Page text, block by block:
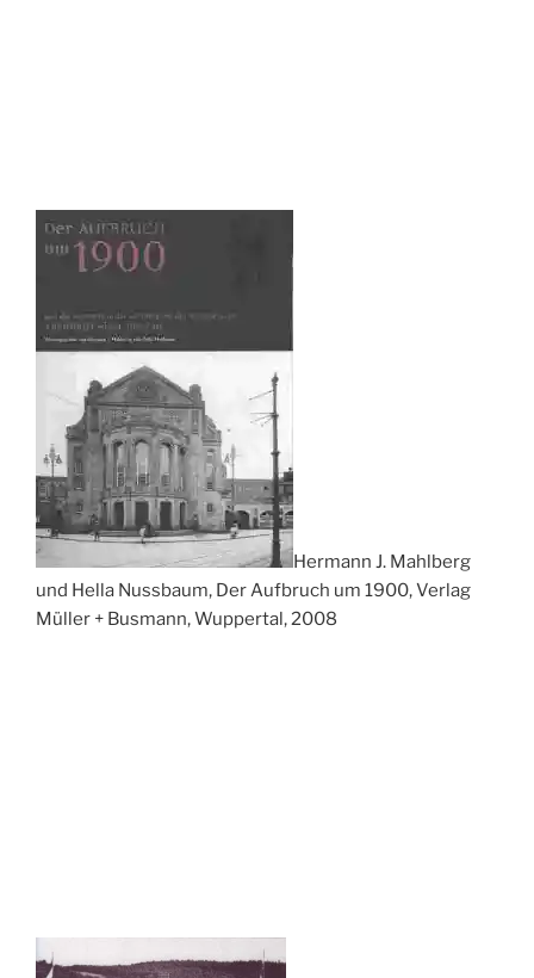
Hermann J. Mahlberg
und Hella Nussbaum, Der Aufbruch um 1900, Verlag
Müller + Busmann, Wuppertal, 2008